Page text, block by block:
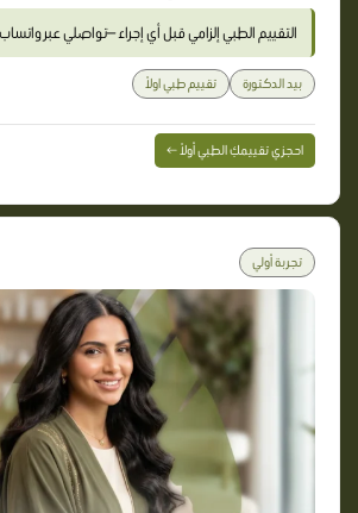
التقييم الطبي إلزامي قبل أي إجراء —تواصلي عبر
بيد الدكتورة تقييم طبي اولاً
احجزي تقييمكِ الطبي أولاً ←
تجربة أولي